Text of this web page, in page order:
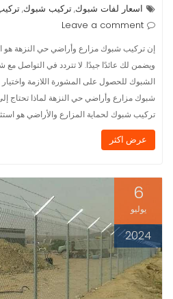
اسعار لفات شبوك,تركيب شبوك,
Leave a comment
إن تركيب شبوك مزارع وأراضي حي النزهة
ويضمن لك عائدًا جيدًا. لا تتردد في التواصل
الشبوك للحصول على المشورة اللازمة
شبوك مزارع وأراضي حي النزهة لماذا تحتاج
تركيب شبوك لحماية المزارع والأراضي هو
عرض اكثر
6
يوليو
2024